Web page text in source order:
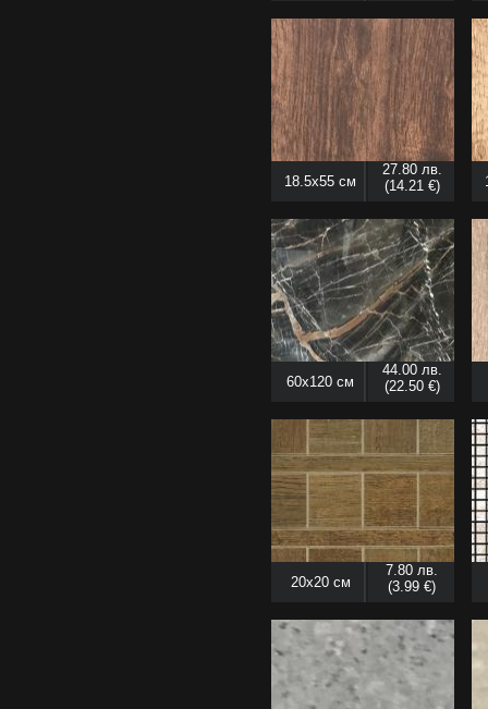
18.5x55 см
27.80 лв.
(14.21 €)
60x120 см
44.00 лв.
(22.50 €)
20x20 см
7.80 лв.
(3.99 €)